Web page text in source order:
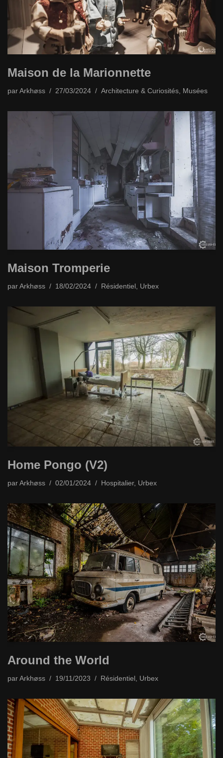
Maison de la Marionnette
par Arkhøss 27/03/2024 Architecture & Curiosités Musées
Maison Tromperie
par Arkhøss 18/02/2024 Résidentiel , Urbex
Home Pongo (V2)
par Arkhøss 02/01/2024 Hospitalier, Urbex
Around the World
par Arkhøss 19/11/2023 Résidentiel , Urbex